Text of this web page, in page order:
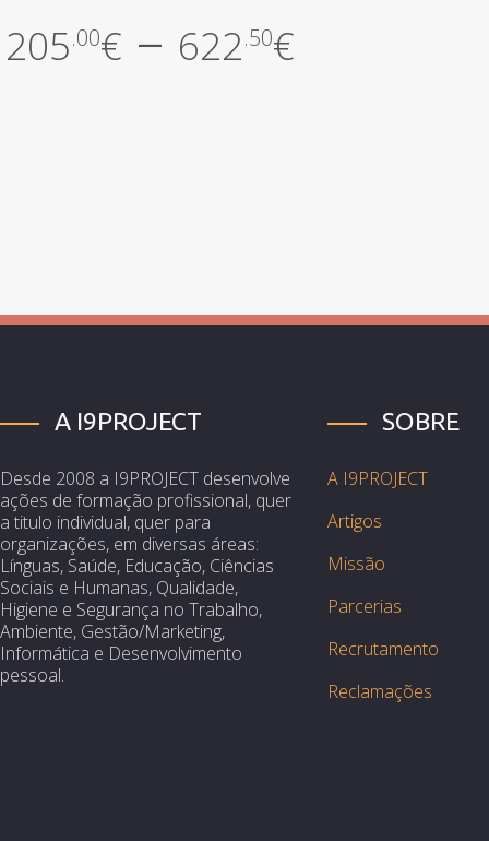
205.00€ – 622.50€
A I9PROJECT
Desde 2008 a I9PROJECT desenvolve
ações de formação profissional, quer
a titulo individual, quer para
organizações, em diversas áreas:
Línguas, Saúde, Educação, Ciências
Sociais e Humanas, Qualidade,
Higiene e Segurança no Trabalho,
Ambiente, Gestão/Marketing,
Informática e Desenvolvimento
pessoal.
SOBRE
A I9PROJECT
Artigos
Missão
Parcerias
Recrutamento
Reclamações